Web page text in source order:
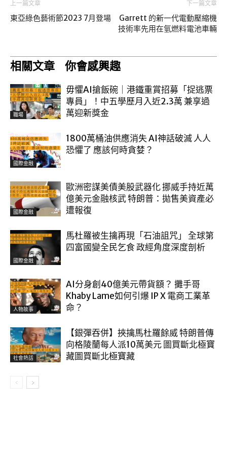
上一篇文章
東亞綠色藝術節2023 7月登場
下一篇文章
Garrett 的新一代電動壓縮機
技術率先用在氫燃料電池車輛
相關文章 你會感興趣
職場
毋懼AI搶飯碗｜港鐵重賞招募「捉逃票
專員」！中五學歷月入近2.3萬 兼享過
萬迎新獎金
國際金融
1800萬桶油供應消失 AI神話破滅 人人
恐懼了 應該何時貪婪？
國際金融
歐洲密謀美債美股武器化 挪威手持近萬
億美元金融核武 特朗普：拋售美資產必
遭報復
國際金融
馬杜羅被生擒再現「石油詛咒」 全球第
四富國變全民乞食 政經角度深度剖析
人物故事
AI分身創40億美元帶貨額？ 攤手哥
Khaby Lame如何引爆 IP X 電商工業革
命？
社會熱話
【銀彈吞併】挾擒馬杜羅餘威 特朗普傳
向格陵蘭每人派10萬美元 圖買斷北極寶
藏圖買斷北極寶藏